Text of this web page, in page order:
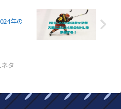
年の
タ